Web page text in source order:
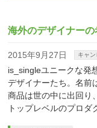
海外のデザイナー
2015年9月27日 キャ
is_singleユニークな発
デザイナーたち。名前
商品は世の中に出回り
トップレベルのプロダ